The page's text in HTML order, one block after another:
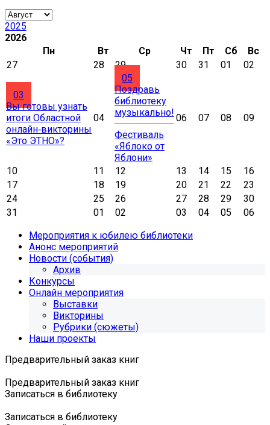
2025
2026
Пн
Вт Ср Чт Пт Сб
Вс
27
28 29 30 31 01 02
03
Вы готовы узнать
итоги Областной
онлайн‑викторины
«Это ЭТНО»?
04
05
Поздравь
библиотеку
музыкально!
Фестиваль
«Яблоко от
Яблони»
06 07 08 09
10 11 12 13 14 15
16
17
18 19 20 21 22
23
24
25 26 27 28 29
30
31
01 02 03 04 05
06
Мероприятия к юбилею библиотеки
Анонс мероприятий
Новости (события)
Архив
Конкурсы
Онлайн мероприятия
Выставки
Викторины
Рубрики (сюжеты)
Наши проекты
Предварительный заказ книг
Предварительный заказ книг
Записаться в библиотеку
Записаться в библиотеку